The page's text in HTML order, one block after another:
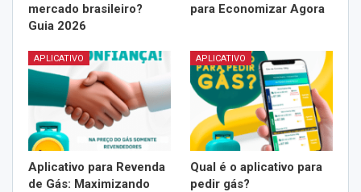
mercado brasileiro?
Guia 2026
para Economizar Agora
APLICATIVO
Aplicativo para Revenda
de Gás: Maximizando
APLICATIVO
Qual é o aplicativo para
pedir gás?